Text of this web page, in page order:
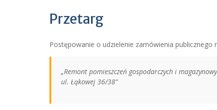
Przetarg
Postępowanie o udzielenie zamówienia publicznego
„Remont pomieszczeń gospodarczych i
ul. Łąkowej 36/38”